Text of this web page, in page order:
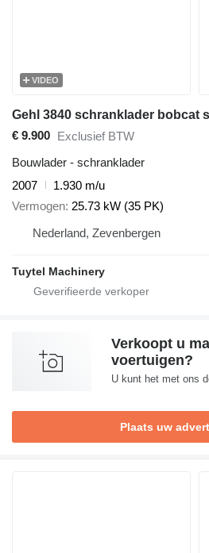
VIDEO
Gehl 3840 schranklader bobcat
€ 9.900 Exclusief BTW
Bouwlader - schranklader
2007
1.930 m/u
Vermogen 25.73 kW (35 PK)
Nederland, Zevenbergen
Tuytel Machinery
Verkoopt u
voertuigen?
U kunt het met ons
Plaats uw